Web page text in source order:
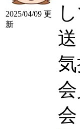
2025/04/09 更
新